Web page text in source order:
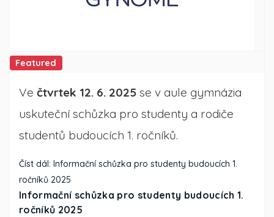
Featured
Informační schůzka pro studenty budoucích 1.
ročníků 2025
Ve čtvrtek 12. 6. 2025 se v aule gymnázia
uskuteční schůzka pro studenty a rodiče
studentů budoucích 1. ročníků.
Číst dál: Informační schůzka pro studenty budoucích 1.
ročníků 2025